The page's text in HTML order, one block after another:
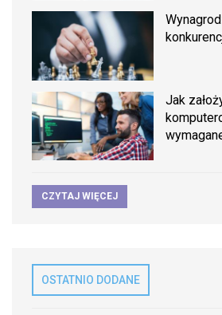
Jak
CZYTAJ WIĘCEJ
OSTATNIO DODANE